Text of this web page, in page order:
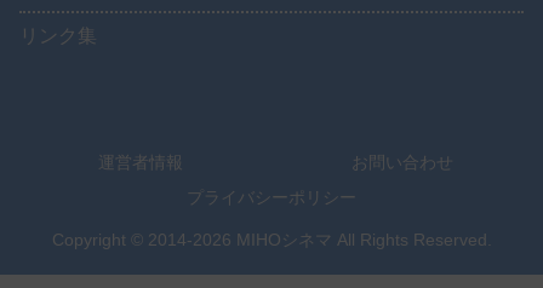
リンク集
運営者情報
お問い合わせ
プライバシーポリシー
Copyright © 2014-2026 MIHOシネマ All Rights Reserved.